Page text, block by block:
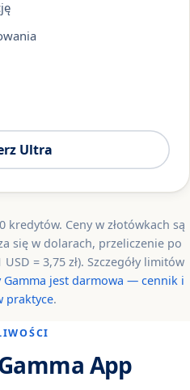
Ultra
kredytów. Ceny w złotówkach są
się w dolarach, przeliczenie po
= 3,75 zł). Szczegóły limitów
Gamma jest darmowa — cennik i
praktyce.
App